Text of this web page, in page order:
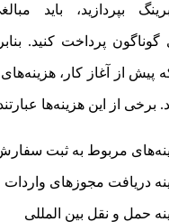
بپردازید، باید
پرداخت کنید.
از آغاز کار، هزینه‌های
برخی از این هزینه‌ها
مربوط به ثبت
دریافت مجوزهای واردات
حمل و نقل بین المللی